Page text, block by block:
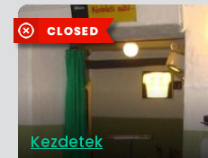
Kezdetek